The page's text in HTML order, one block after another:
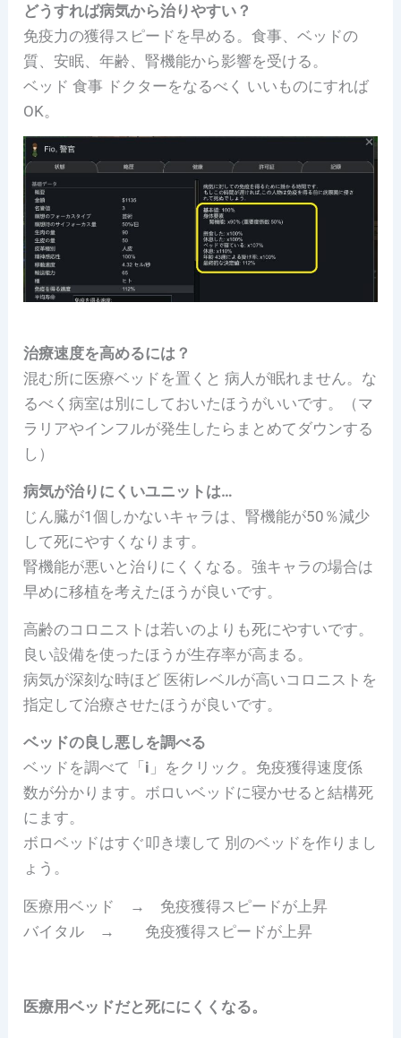
どうすれば病気から治りやすい？
免疫力の獲得スピードを早める。食事、ベッドの
質、安眠、年齢、腎機能から影響を受ける。
ベッド 食事 ドクターをなるべく いいものにすれば
OK。
治療速度を高めるには？
混む所に医療ベッドを置くと 病人が眠れません。な
るべく病室は別にしておいたほうがいいです。（マ
ラリアやインフルが発生したらまとめてダウンする
し）
病気が治りにくいユニットは…
じん臓が1個しかないキャラは、腎機能が50％減少
して死にやすくなります。
腎機能が悪いと治りにくくなる。強キャラの場合は
早めに移植を考えたほうが良いです。
高齢のコロニストは若いのよりも死にやすいです。
良い設備を使ったほうが生存率が高まる。
病気が深刻な時ほど 医術レベルが高いコロニストを
指定して治療させたほうが良いです。
ベッドの良し悪しを調べる
ベッドを調べて「 i 」をクリック。免疫獲得速度係
数が分かります。ボロいベッドに寝かせると結構死
にます。
ボロベッドはすぐ叩き壊して 別のベッドを作りまし
ょう。
医療用ベッド → 免疫獲得スピードが上昇
バイタル → 免疫獲得スピードが上昇
医療用ベッドだと死ににくくなる。